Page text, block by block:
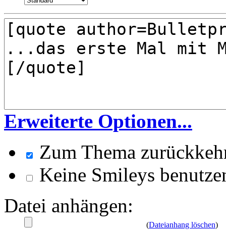
Erweiterte Optionen...
Zum Thema
Keine Smileys
Datei anhängen:
(Dateianhang löschen)